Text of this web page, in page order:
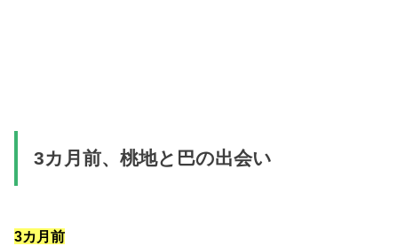
3カ月前、桃地と巴の出会い
3カ月前